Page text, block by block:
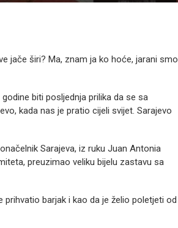
jače širi? Ma, znam ja ko hoće, jarani smo
biti posljednja prilika da se sa
kada nas je pratio cijeli svijet. Sarajevo
Sarajeva, iz ruku Juan Antonia
preuzimao veliku bijelu zastavu sa
barjak i kao da je želio poletjeti od